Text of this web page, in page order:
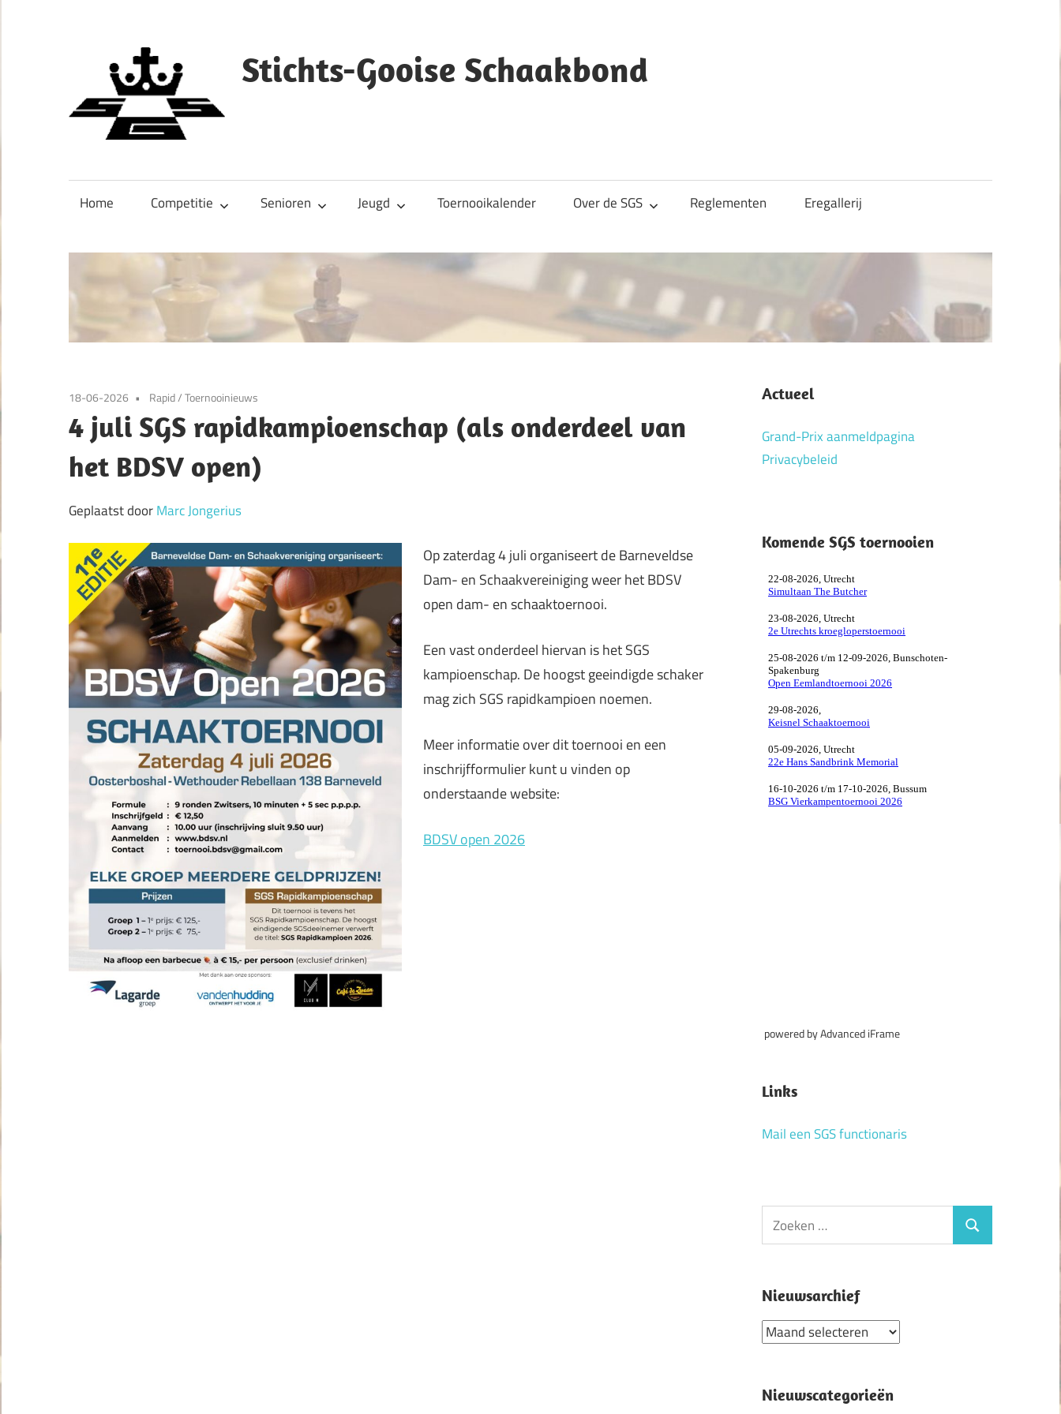
Stichts-Gooise Schaakbond
Home Competitie Senioren Jeugd Toernooikalender Over de SGS Reglementen Eregallerij
18-06-2026 Rapid/Toernooinieuws
4 juli SGS rapidkampioenschap (als onderdeel van
het BDSV open)
Geplaatst doorMarc Jongerius
Op zaterdag 4 juli organiseert de Barneveldse
Dam- en Schaakvereiniging weer het BDSV
open dam- en schaaktoernooi.
Een vast onderdeel hiervan is het SGS
kampioenschap. De hoogst geeindigde schaker
mag zich SGS rapidkampioen noemen.
Meer informatie over dit toernooi en een
inschrijfformulier kunt u vinden op
onderstaande website:
BDSV open 2026
Actueel
Grand-Prix aanmeldpagina
Privacybeleid
Komende SGS toernooien
powered by Advanced iFrame
Links
Mail een SGS functionaris
Zoeken
naar:
Zoeken
Nieuwsarchief
Nieuwsarchief
Nieuwscategorieën